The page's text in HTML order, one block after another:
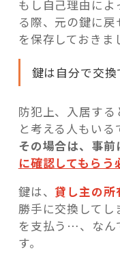
もし自己理由に
る際、元の鍵に
を保存しておきま
鍵は自分で交換
防犯上、入居す
と考える人もいる
その場合は、事
に確認してもらう
鍵は、貸し主の所
勝手に交換してし
を支払う…、なん
す。